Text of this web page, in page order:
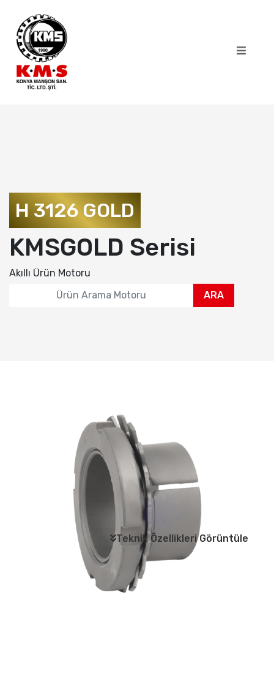
Teknik Özellikleri Görüntüle
H 3126 GOLD
KMSGOLD Serisi
Akıllı Ürün Motoru
ARA